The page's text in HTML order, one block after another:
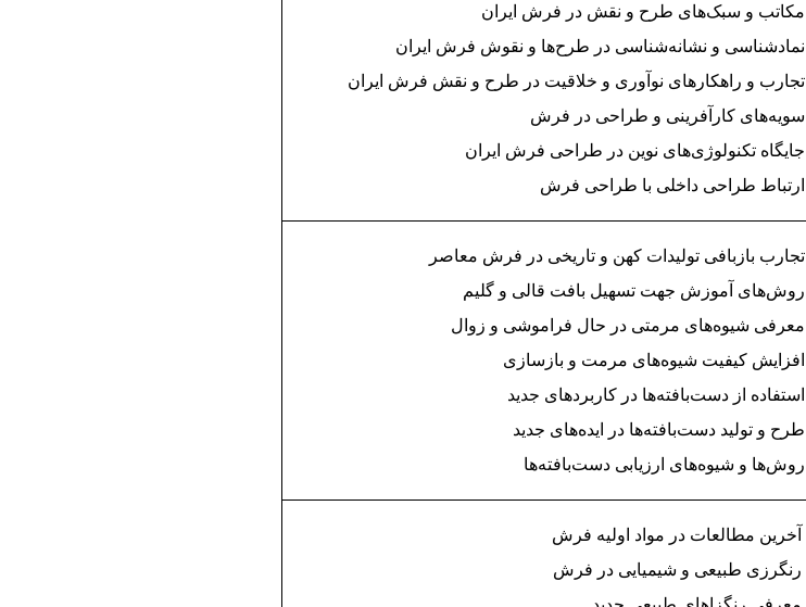
مکاتب و سبک‌های طرح و نقش در فرش ایران
نماد‌شناسی و نشانه‌شناسی در طرح‌ها و نقوش فرش ایران
تجارب و راهکارهای نوآوری و خلاقیت در طرح و نقش فرش ایران
سویه‌های کارآفرینی و طراحی در فرش
جایگاه تکنولوژی‌های نوین در طراحی فرش ایران
ارتباط طراحی داخلی با طراحی فرش
تجارب بازبافی تولیدات کهن و تاریخی در فرش معاصر
روش‌های آموزش‌ جهت تسهیل بافت قالی و گلیم
معرفی شیوه‌های مرمتی در حال فراموشی و زوال
افزایش کیفیت شیوه‌های مرمت و بازسازی
استفاده از دست‌بافته‌ها در کاربردهای جدید
طرح و تولید دست‌بافته‌ها در ایده‌های جدید
روش‌ها و شیوه‌های ارزیابی دست‌بافته‌ها
آخرین مطالعات در مواد اولیه فرش
رنگرزی طبیعی و شیمیایی در فرش